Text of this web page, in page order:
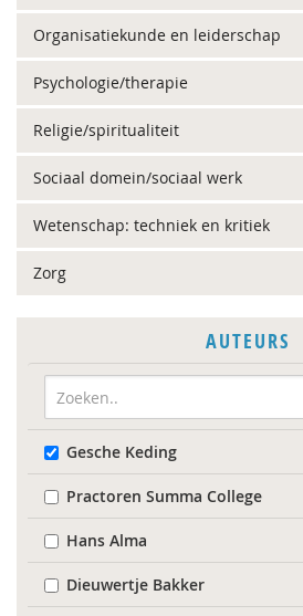
Organisatiekunde en leiderschap
Psychologie/therapie
Religie/spiritualiteit
Sociaal domein/sociaal werk
Wetenschap: techniek en kritiek
Zorg
AUTEURS
Gesche Keding
Practoren Summa College
Hans Alma
Dieuwertje Bakker